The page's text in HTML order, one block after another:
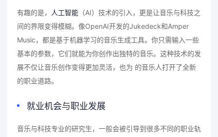
有趣的是， 人工智能 （AI）技术的引入，更是让音乐与科技之
间的界限变得模糊。像OpenAI开发的Jukedeck和Amper
Music，都是基于机器学习的音乐生成工具。你只需输入一些
基本的参数，它们就能为你创作出独特的音乐。这种技术的发
展不仅让音乐创作变得更加灵活，也为 的音乐人打开了全新
的职业道路。
就业机会与职业发展
音乐与科技专业的研究生，一般会被引导到很多不同的职业轨